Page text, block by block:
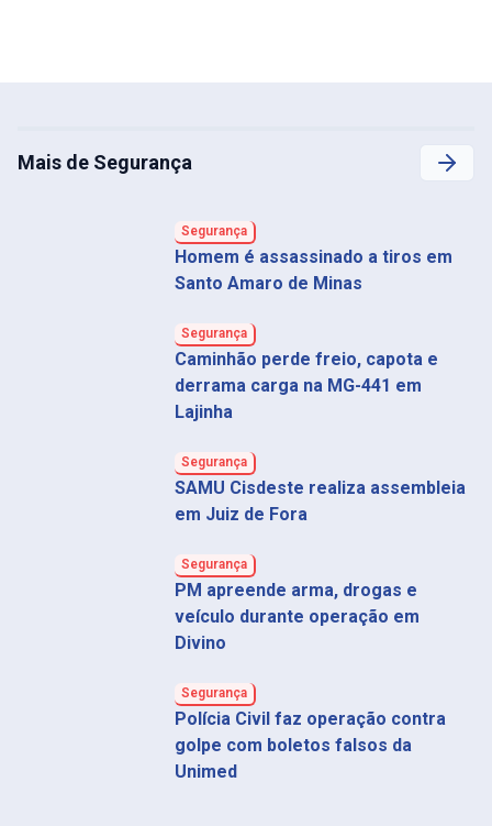
Mais de Segurança
Segurança
Homem é assassinado a tiros em
Santo Amaro de Minas
Segurança
Caminhão perde freio, capota e
derrama carga na MG-441 em
Lajinha
Segurança
SAMU Cisdeste realiza assembleia
em Juiz de Fora
Segurança
PM apreende arma, drogas e
veículo durante operação em
Divino
Segurança
Polícia Civil faz operação contra
golpe com boletos falsos da
Unimed